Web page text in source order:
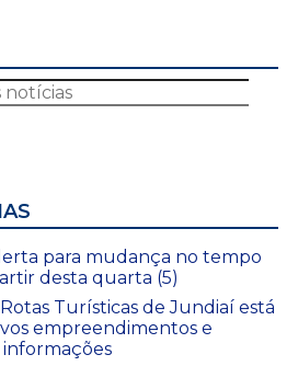
para mudança no tempo
desta quarta (5)
Turísticas de Jundiaí está
empreendimentos e